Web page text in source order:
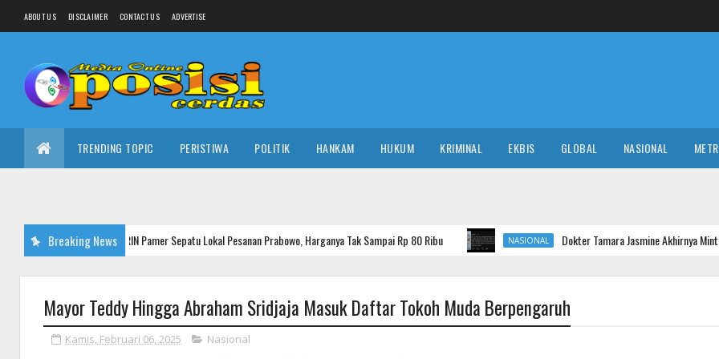
ABOUT US DISCLAIMER CONTACT US ADVERTISE
TRENDING TOPIC PERISTIWA POLITIK HANKAM HUKUM KRIMINAL EKBIS GLOBAL NASIONAL
Breaking News
Kepala BRIN Pamer Sepatu Lokal Pesanan Prabowo, Harganya Tak Sampai Rp 80 Ribu NASIONAL Dokter Tamara Jasmine Akhirnya Minta Maaf usai
Mayor Teddy Hingga Abraham Sridjaja Masuk Daftar Tokoh Muda Berpengaruh
Kamis, Februari 06, 2025 Nasional